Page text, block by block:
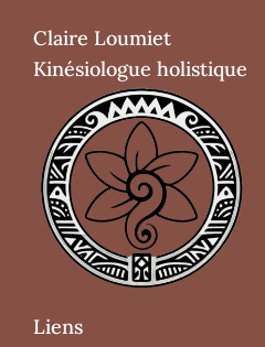
Claire Loumiet
Kinésiologue holistique
Liens